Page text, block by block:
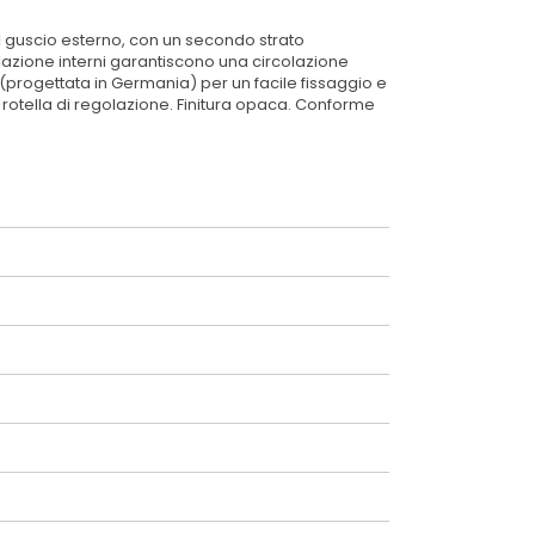
esterno, con un secondo strato
interni garantiscono una circolazione
in Germania) per un facile fissaggio e
di regolazione. Finitura opaca. Conforme